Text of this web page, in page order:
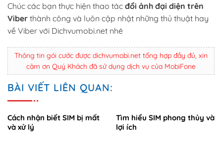
Chúc các bạn thực hiện thao tác đổi ảnh đại diện trên
Viber thành công và luôn cập nhật những thủ thuật hay
về Viber với Dichvumobi.net nhé
Thông tin gói cước được dichvumobi.net tổng hợp đầy đủ, xin
cảm ơn Quý Khách đã sử dụng dịch vụ của MobiFone
BÀI VIẾT LIÊN QUAN:
Cách nhận biết SIM bị mất
và xử lý
Tìm hiểu SIM phong thủy và
lợi ích